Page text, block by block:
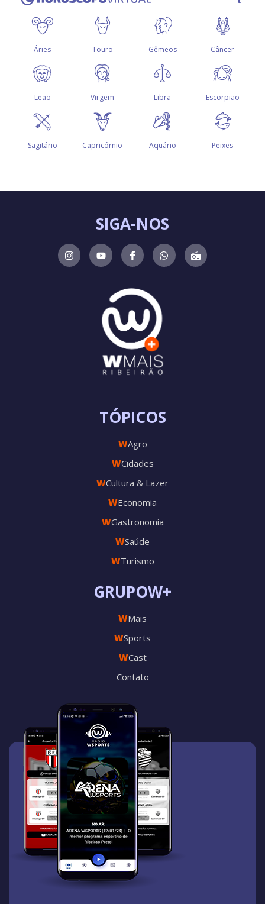
GRUPOW+
WMais
WSports
WCast
Contato
TÓPICOS
WAgro
WCidades
WCultura & Lazer
WEconomia
WGastronomia
WSaúde
WTurismo
SIGA-NOS